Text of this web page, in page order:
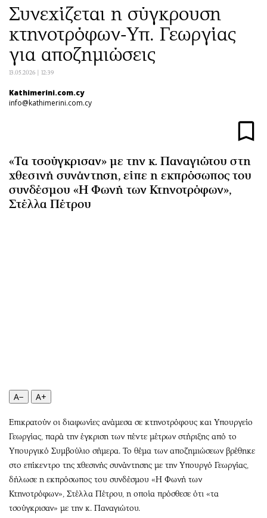
Διπλωματία
Αθλητισμός
Κύπρος
Ελλάδα
Διεθνή
Κληρώσεις Allwyn
Οικονομική
Επιχειρήσεις
Αγορές
Money Review
AstroBank Properties
Μουσική
Εικαστικά
Βιβλίο
Χειρόγραφα
Geek
Νέα
Κινητά-tablets
Γενικά
Αναδρομές
Πρόσωπα
Προσφορές
Προσωπικότητες στην ''Κ''
Επιστολές
Συνεχίζεται η σύγκρουση
κτηνοτρόφων-Υπ. Γεωργίας
για αποζημιώσεις
13.05.2026 | 12:39
Kathimerini.com.cy
info@kathimerini.com.cy
«Τα τσούγκρισαν» με την κ. Παναγιώτου στη
χθεσινή συνάντηση, είπε η εκπρόσωπος του
συνδέσμου «Η Φωνή των Κτηνοτρόφων»,
Στέλλα Πέτρου
A− A+
Επικρατούν οι διαφωνίες ανάμεσα σε κτηνοτρόφους και Υπουργείο
Γεωργίας, παρά την έγκριση των πέντε μέτρων στήριξης από το
Υπουργικό Συμβούλιο σήμερα. Το θέμα των αποζημιώσεων βρέθηκε
στο επίκεντρο της χθεσινής συνάντησης με την Υπουργό Γεωργίας,
δήλωσε η εκπρόσωπος του συνδέσμου «Η Φωνή των
Κτηνοτρόφων», Στέλλα Πέτρου, η οποία πρόσθεσε ότι «τα
τσούγκρισαν» με την κ. Παναγιώτου.